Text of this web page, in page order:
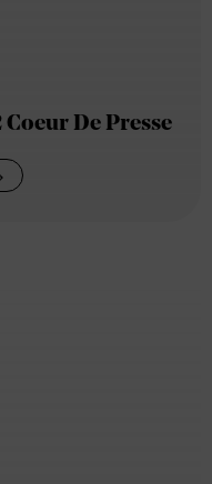
De Presse